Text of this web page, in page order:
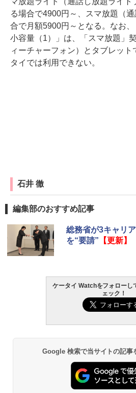
る場合で4900円～、スマ放題（
合で月額5900円～となる。なお、
小容量（1）」は、「スマ放題」
ィーチャーフォン）とタブレット
タイでは利用できない。
石井 徹
編集部のおすすめ記事
総務省が3キャリ
を“要請” 【更新】
ケータイ Watchをフォローし
ェック！
Google 検索で当サイトの記事